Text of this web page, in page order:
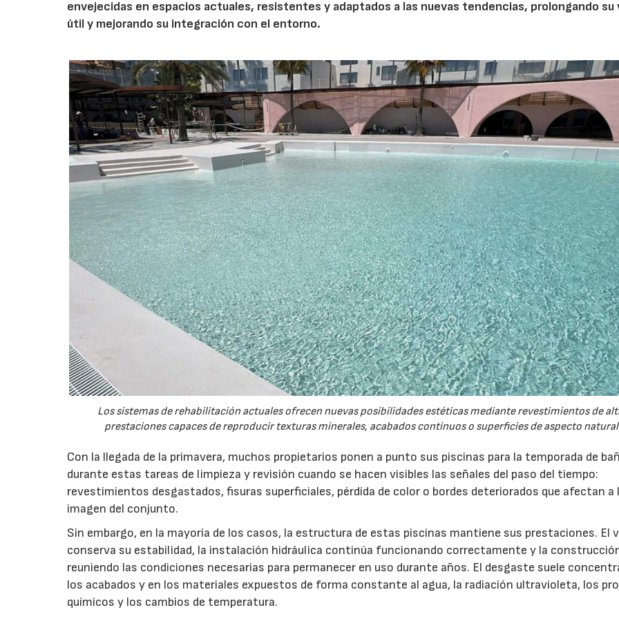
envejecidas en espacios actuales, resistentes y adaptados a las nuevas tendencias, prolongando su
útil y mejorando su integración con el entorno.
Los sistemas de rehabilitación actuales ofrecen nuevas posibilidades estéticas mediante revestimientos de
prestaciones capaces de reproducir texturas minerales, acabados continuos o superficies de aspecto
Con la llegada de la primavera, muchos propietarios ponen a punto sus piscinas para la temporada de
durante estas tareas de limpieza y revisión cuando se hacen visibles las señales del paso del tiempo:
revestimientos desgastados, fisuras superficiales, pérdida de color o bordes deteriorados que afectan a
imagen del conjunto.
Sin embargo, en la mayoría de los casos, la estructura de estas piscinas mantiene sus prestaciones. El
conserva su estabilidad, la instalación hidráulica continúa funcionando correctamente y la
reuniendo las condiciones necesarias para permanecer en uso durante años. El desgaste suele
los acabados y en los materiales expuestos de forma constante al agua, la radiación ultravioleta, los
químicos y los cambios de temperatura.